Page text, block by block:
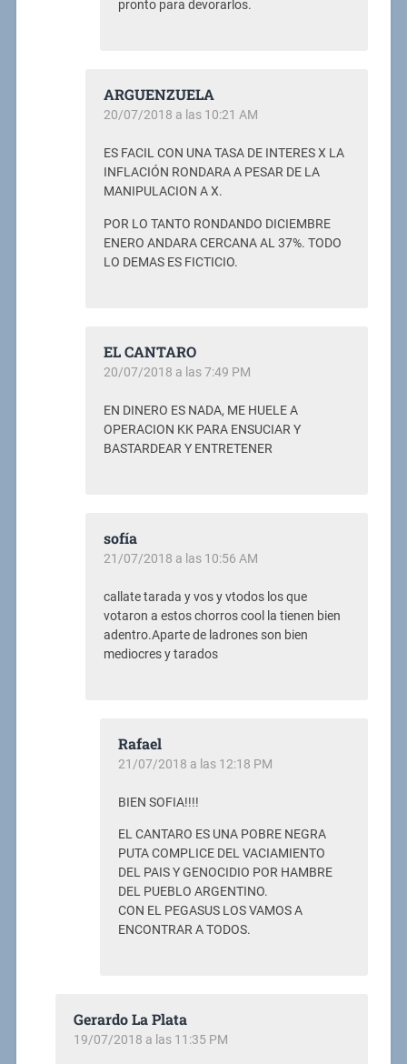
pronto para devorarlos.
ARGUENZUELA
20/07/2018 a las 10:21 AM
ES FACIL CON UNA TASA DE INTERES X LA
INFLACIÓN RONDARA A PESAR DE LA
MANIPULACION A X.
POR LO TANTO RONDANDO DICIEMBRE
ENERO ANDARA CERCANA AL 37%. TODO
LO DEMAS ES FICTICIO.
EL CANTARO
20/07/2018 a las 7:49 PM
EN DINERO ES NADA, ME HUELE A
OPERACION KK PARA ENSUCIAR Y
BASTARDEAR Y ENTRETENER
sofía
21/07/2018 a las 10:56 AM
callate tarada y vos y vtodos los que
votaron a estos chorros cool la tienen bien
adentro.Aparte de ladrones son bien
mediocres y tarados
Rafael
21/07/2018 a las 12:18 PM
BIEN SOFIA!!!!
EL CANTARO ES UNA POBRE NEGRA
PUTA COMPLICE DEL VACIAMIENTO
DEL PAIS Y GENOCIDIO POR HAMBRE
DEL PUEBLO ARGENTINO.
CON EL PEGASUS LOS VAMOS A
ENCONTRAR A TODOS.
Gerardo La Plata
19/07/2018 a las 11:35 PM